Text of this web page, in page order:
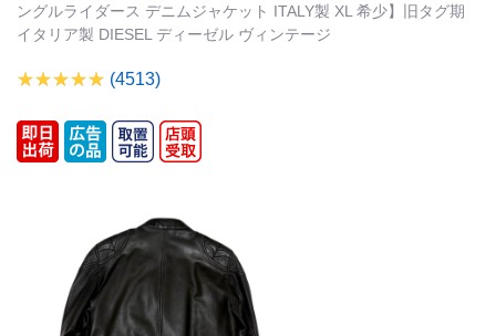
ングルライダース デニムジャケット ITALY製 XL 希少】旧タグ期
イタリア製 DIESEL ディーゼル ヴィンテージ
(4513)